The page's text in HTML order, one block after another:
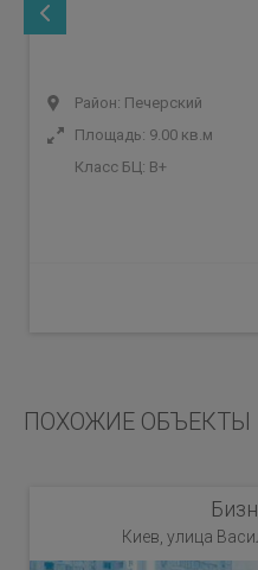
Район: Печерский
Площадь: 9.00 кв.м
Класс БЦ: B+
ПОХОЖИЕ ОБЪЕКТЫ
Киев, улица